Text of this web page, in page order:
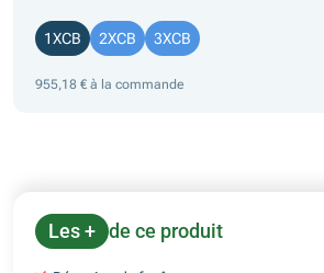
1XCB 2XCB 3XCB
955,18 € à la commande
Les + de ce produit